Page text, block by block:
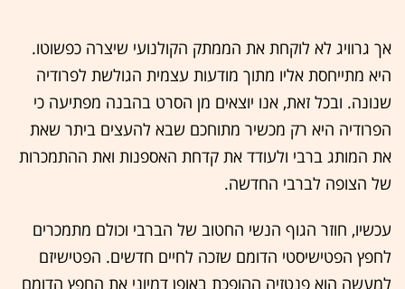
אך גרוויג לא לוקחת את הממתק הקולנועי שיצרה כפשוטו.
היא מתייחסת אליו מתוך מודעות עצמית הגולשת לפרודיה
שנונה. ובכל זאת, אנו יוצאים מן הסרט בהבנה מפתיעה כי
הפרודיה היא רק מכשיר מתוחכם שבא להעצים ביתר שאת
את המותג ברבי ולעודד את קדחת האספנות ואת ההתמכרות
של הצופה לברבי החדשה.
עכשיו, חוזר הגוף הנשי החטוב של הברבי וכולם מתמכרים
לחפץ הפטישיסטי הדומם שזכה לחיים חדשים. הפטישיזם
למעשה הוא פנטזיה ההופכת באופן דמיוני את החפץ הדומם